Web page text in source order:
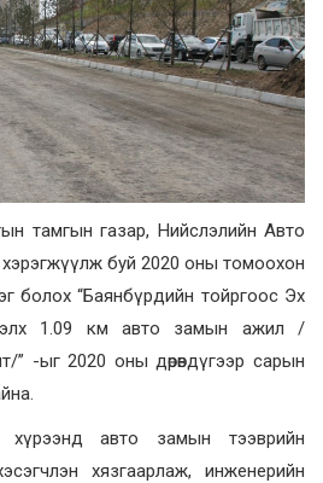
тамгын газар, Нийслэлийн Авто
хэрэгжүүлж буй 2020 оны томоохон
болох “Баянбүрдийн тойргоос Эх
1.09 км авто замын ажил /
” -ыг 2020 оны дөрөвдүгээр сарын
хүрээнд авто замын тээврийн
хэсэгчлэн хязгаарлаж, инженерийн